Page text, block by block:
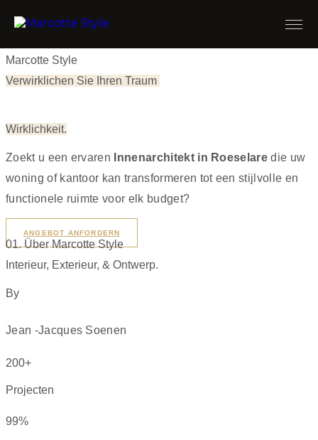
Marcotte Style
Verwirklichen Sie Ihren Traum
Wirklichkeit.
Zoekt u een ervaren Innenarchitekt in Roeselaredie uw
woning of kantoor kan transformeren tot een stijlvolle en
functionele ruimte voor elk budget?
ANGEBOT ANFORDERN
01. Über Marcotte Style
Interieur, Exterieur, & Ontwerp.
By
Jean -Jacques Soenen
200+
Projecten
99%